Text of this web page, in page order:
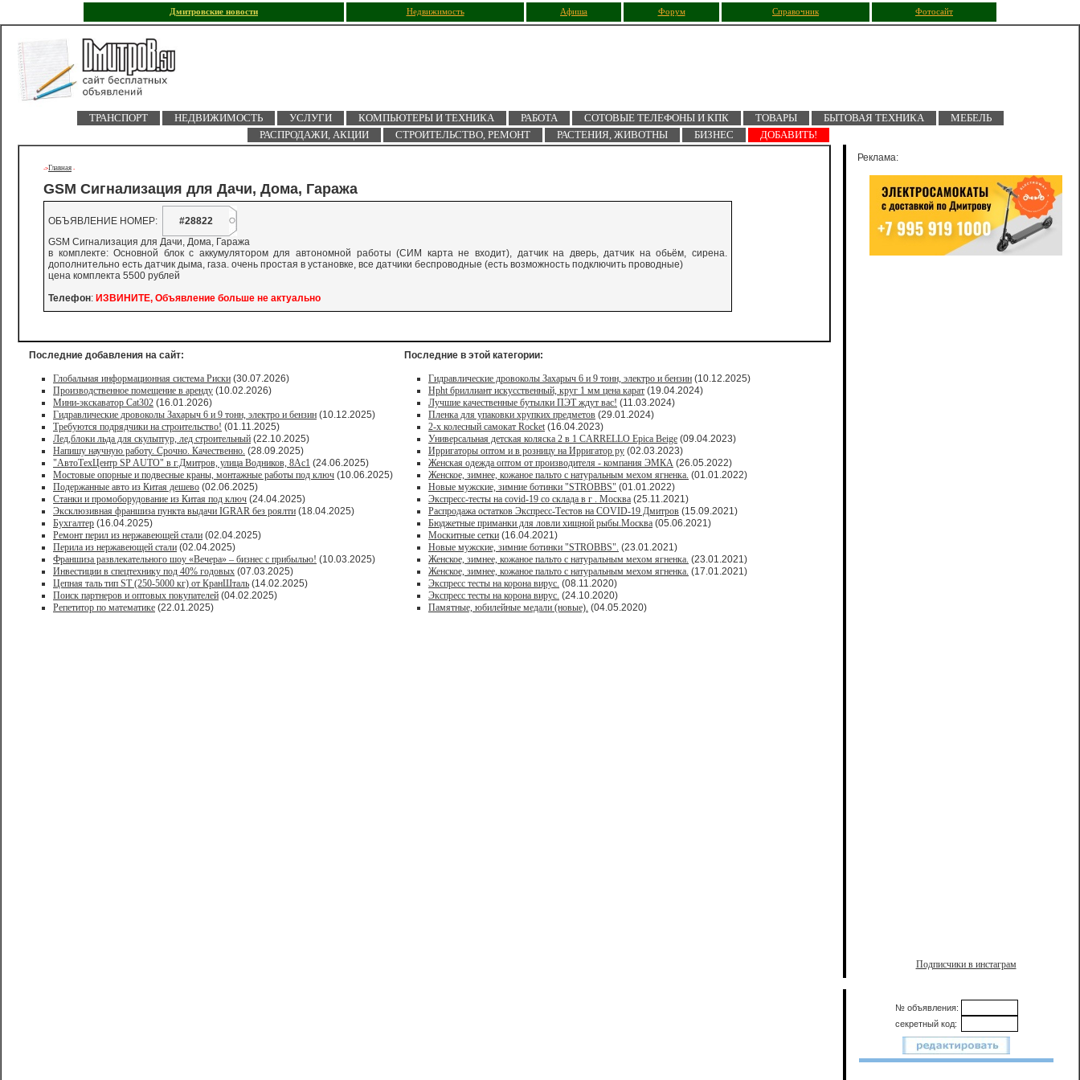
Дмитровские новости Недвижимость Афиша Форум Справочник Фотосайт
ТРАНСПОРТ НЕДВИЖИМОСТЬ УСЛУГИ КОМПЬЮТЕРЫ И ТЕХНИКА РАБОТА СОТОВЫЕ ТЕЛЕФОНЫ И КПК ТОВАРЫ БЫТОВАЯ ТЕХНИКА
МЕБЕЛЬ
РАСПРОДАЖИ, АКЦИИ
СТРОИТЕЛЬСТВО, РЕМОНТ РАСТЕНИЯ, ЖИВОТНЫ БИЗНЕС ДОБАВИТЬ!
->Главная -
GSM Сигнализация для Дачи, Дома, Гаража
ОБЪЯВЛЕНИЕ НОМЕР:
#28822
GSM Сигнализация для Дачи, Дома, Гаража
в комплекте: Основной блок с аккумулятором для автономной работы (СИМ карта не входит), датчик на дверь, датчик на обьём, сирена.
дополнительно есть датчик дыма, газа. очень простая в установке, все датчики беспроводные (есть возможность подключить проводные)
цена комплекта 5500 рублей
Телефон: ИЗВИНИТЕ, Объявление больше не актуально
Последние добавления на сайт:
Глобальная информационная система Риски (30.07.2026)
Производственное помещение в аренду (10.02.2026)
Мини-экскаватор Cat302 (16.01.2026)
Гидравлические дровоколы Захарыч 6 и 9 тонн, электро и бензин (10.12.2025)
Требуются подрядчики на строительство! (01.11.2025)
Лед,блоки льда для скульптур, лед строительный (22.10.2025)
Напишу научную работу. Срочно. Качественно. (28.09.2025)
"АвтоТехЦентр SP AUTO" в г.Дмитров, улица Водников, 8Ас1 (24.06.2025)
Мостовые опорные и подвесные краны, монтажные работы под ключ (10.06.2025)
Подержанные авто из Китая дешево (02.06.2025)
Станки и промоборудование из Китая под ключ (24.04.2025)
Эксклюзивная франшиза пункта выдачи IGRAR без роялти (18.04.2025)
Бухгалтер (16.04.2025)
Ремонт перил из нержавеющей стали (02.04.2025)
Перила из нержавеющей стали (02.04.2025)
Франшиза развлекательного шоу «Вечера» – бизнес с прибылью! (10.03.2025)
Инвестиции в спецтехнику под 40% годовых (07.03.2025)
Цепная таль тип ST (250-5000 кг) от КранШталь (14.02.2025)
Поиск партнеров и оптовых покупателей (04.02.2025)
Репетитор по математике (22.01.2025)
Последние в этой категории:
Гидравлические дровоколы Захарыч 6 и 9 тонн, электро и бензин (10.12.2025)
Hpht бриллиант искусственный, круг 1 мм цена карат (19.04.2024)
Лучшие качественные бутылки ПЭТ ждут вас! (11.03.2024)
Пленка для упаковки хрупких предметов (29.01.2024)
2-х колесный самокат Rocket (16.04.2023)
Универсальная детская коляска 2 в 1 CARRELLO Epica Beige (09.04.2023)
Ирригаторы оптом и в розницу на Ирригатор ру (02.03.2023)
Женская одежда оптом от производителя - компания ЭМКА (26.05.2022)
Женское, зимнее, кожаное пальто с натуральным мехом ягненка. (01.01.2022)
Новые мужские, зимние ботинки "STROBBS" (01.01.2022)
Экспресс-тесты на covid-19 со склада в г . Москва (25.11.2021)
Распродажа остатков Экспресс-Тестов на COVID-19 Дмитров (15.09.2021)
Бюджетные приманки для ловли хищной рыбы.Москва (05.06.2021)
Москитные сетки (16.04.2021)
Новые мужские, зимние ботинки "STROBBS". (23.01.2021)
Женское, зимнее, кожаное пальто с натуральным мехом ягненка. (23.01.2021)
Женское, зимнее, кожаное пальто с натуральным мехом ягненка. (17.01.2021)
Экспресс тесты на корона вирус. (08.11.2020)
Экспресс тесты на корона вирус. (24.10.2020)
Памятные, юбилейные медали (новые). (04.05.2020)
Реклама:
Подписчики в инстаграм
№ объявления:
секретный код: